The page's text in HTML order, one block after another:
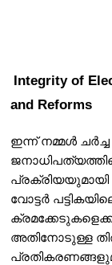
Integrity of
and Reforms
ഇന്ന് നമ്മൾ
വോട്ടർ
അതിനോടുള്ള